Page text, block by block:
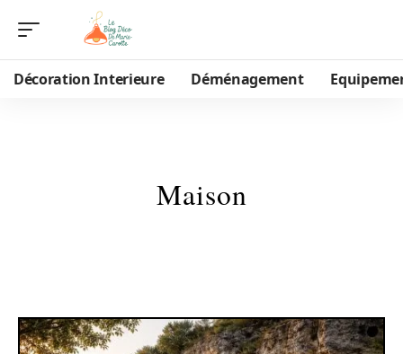
Décoration Interieure Déménagement
Maison